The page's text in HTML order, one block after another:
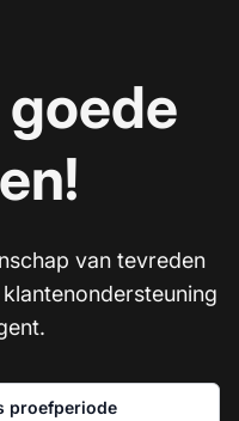
van tevreden
proefperiode